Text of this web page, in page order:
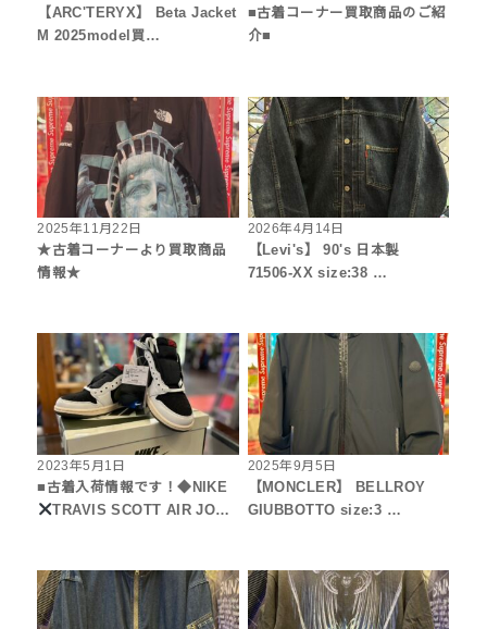
【ARC'TERYX】 Beta Jacket
M 2025model買…
■古着コーナー買取商品のご紹
介■
2025年11月22日
★古着コーナーより買取商品
情報★
2026年4月14日
【Levi's】 90's 日本製
71506-XX size:38 …
2023年5月1日
■古着入荷情報です！◆NIKE
TRAVIS SCOTT AIR JO…
2025年9月5日
【MONCLER】 BELLROY
GIUBBOTTO size:3 …